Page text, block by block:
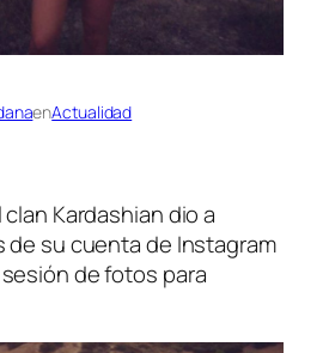
enActualidad
Kardashian dio a
de su cuenta de Instagram
de fotos para